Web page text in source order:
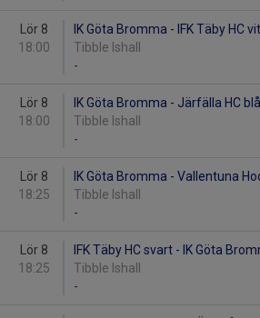
Lör 8
18:00
IK Göta Bromma - IFK Täby HC vit
Tibble Ishall
-
Lör 8
18:00
IK Göta Bromma - Järfälla HC blå
Tibble Ishall
-
Lör 8
18:25
IK Göta Bromma - Vallentuna
Tibble Ishall
-
Lör 8
18:25
IFK Täby HC svart - IK Göta
Tibble Ishall
-